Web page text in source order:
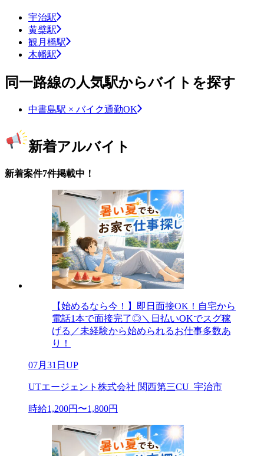
宇治駅
黄檗駅
観月橋駅
木幡駅
同一路線の人気駅からバイトを探す
中書島駅 × バイク通勤OK
新着アルバイト
新着案件7件掲載中！
【始めるなら今！】即日面接OK！自宅から
電話1本で面接完了◎＼日払いOKでスグ稼
げる／未経験から始められるお仕事多数あ
り！
07月31日UP
UTエージェント株式会社 関西第三CU_宇治市
時給1,200円〜1,800円